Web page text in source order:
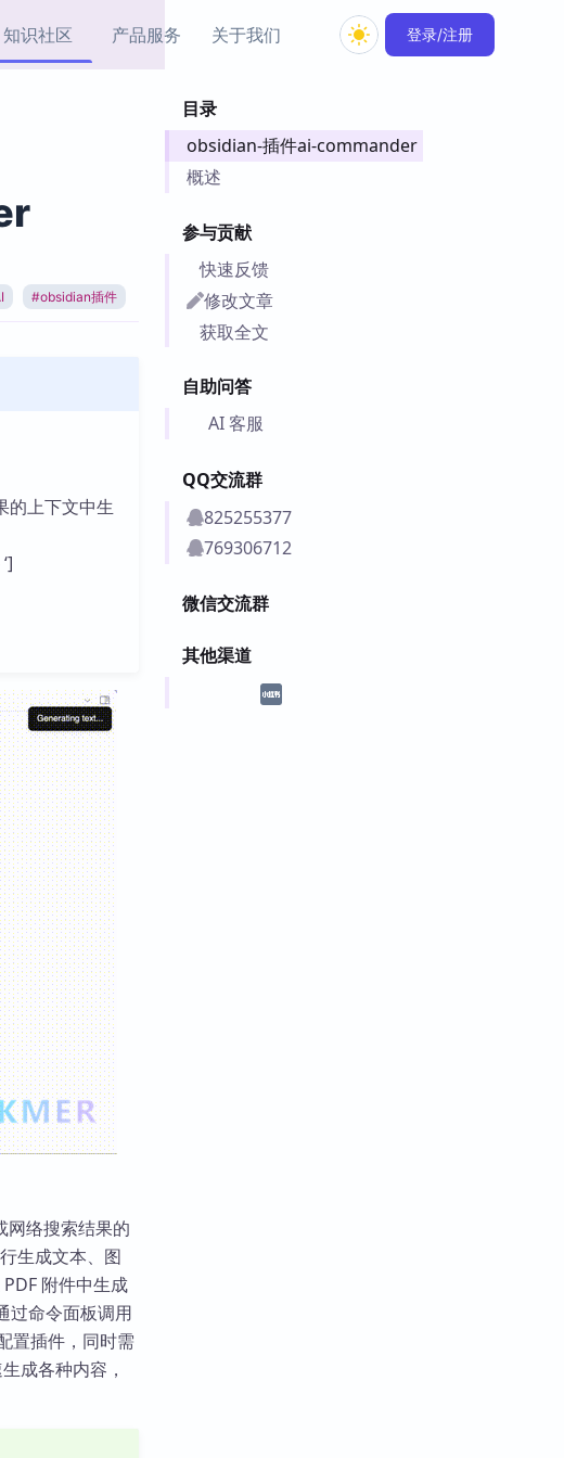
知识社区
Top5
产品服务
插件
Zettelkasten 实践示例
Obsidian 教程
关于我们 登录/注册
目录
obsidian-插件ai-commander
概述
参与贡献
快速反馈
修改文章
获取全文
自助问答
AI 客服
QQ交流群
825255377
769306712
微信交流群
其他渠道
#obsidian插件
的上下文中生
络搜索结果的
生成文本、图
附件中生成
过命令面板调用
置插件，同时需
成各种内容，